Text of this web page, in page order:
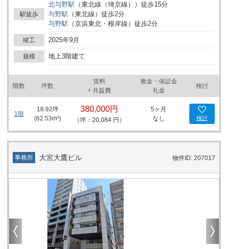
計画がしやすい点が特徴です。区画によっては、事務所としての利
用や、各業務部門ごとの分割使用にも対応しやすい構造となってい
ます。周囲には住宅や商業施設が点在しており、周辺環境との調和
も図りやすいエリアです。 2025年9月竣工予定で、築年数1年以内
のタイミングでの利用開始が可能です。新たな拠点や事業所の開設
を検討されている法人のお客様にとって、計画段階から移転・開設
スケジュールを立てやすい物件情報となっています。 詳細はお問い
合わせください。
駅徒歩
北与野駅 （東北線（埼京線） ） 徒歩15分
与野駅 （東北線 ） 徒歩2分
与野駅 （京浜東北・根岸線 ） 徒歩2分
竣工 2025年9月
規模 地上3階建て
階数 坪数
賃料
+ 共益費
敷金・保証金
礼金
検討
1階
18.92坪
(62.53m²)
380,000円
（坪：20,084 円）
5ヶ月
なし
検討
事務所 大宮大鷹ビル 物件ID: 207017